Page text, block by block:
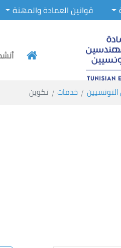
قوانين العمادة والمهنة
خدمات تكوين